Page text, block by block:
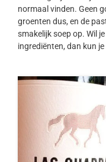
normaal vinden. Geen
groenten dus, en de
smakelijk soep op. Wil
ingrediënten, dan kun